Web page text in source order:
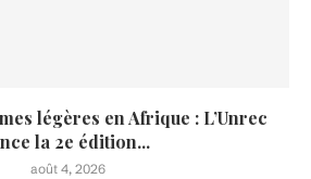
légères en Afrique : L’Unrec
la 2e édition...
août 4, 2026